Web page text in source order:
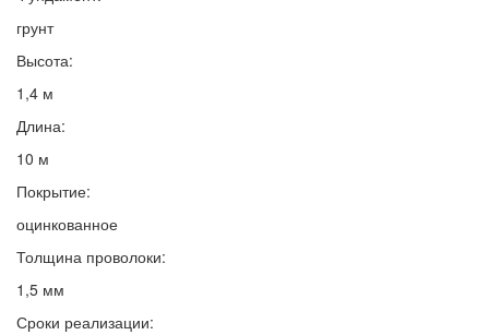
грунт
Высота:
1,4 м
Длина:
10 м
Покрытие:
оцинкованное
Толщина проволоки:
1,5 мм
Сроки реализации: